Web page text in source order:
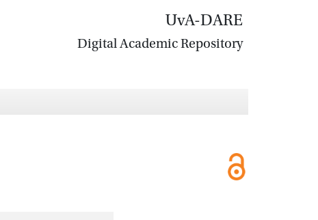
UvA-DARE
Digital Academic Repository